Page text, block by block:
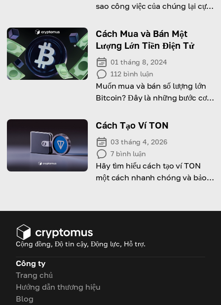
sao công việc của chúng lại cực
Cách Mua và Bán Một
Lượng Lớn Tiền Điện Tử
01 tháng 8, 2024
112 bình luận
Muốn mua và bán số lượng lớn
Bitcoin? Đây là những bước cơ
quả.
Cách Tạo Ví TON
03 tháng 4, 2026
7 bình luận
Hãy tìm hiểu cách tạo ví TON
một cách nhanh chóng và bảo
cách dễ dàng.
Cộng đồng, Độ tin cậy, Động lực, Hỗ trợ.
Công ty
Trang chủ
Hướng dẫn thương hiệu
Blog